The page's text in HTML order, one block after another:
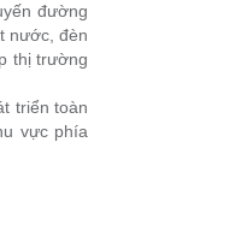
đường
nước, đèn
thị trường
triển toàn
vực phía